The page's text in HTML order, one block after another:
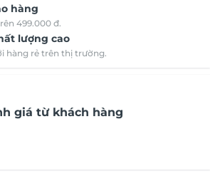
hàng
499.000 đ.
lượng cao
hàng rẻ trên thị trường.
giá từ khách hàng